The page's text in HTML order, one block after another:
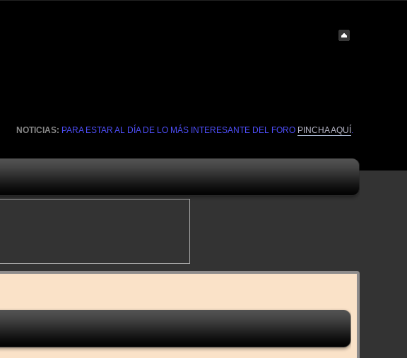
NOTICIAS: PARA ESTAR AL DÍA DE LO MÁS INTERESANTE DEL FORO PINCHA AQUÍ